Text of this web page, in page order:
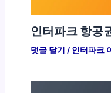
인터파크 항공
댓글 달기 / 인터파크